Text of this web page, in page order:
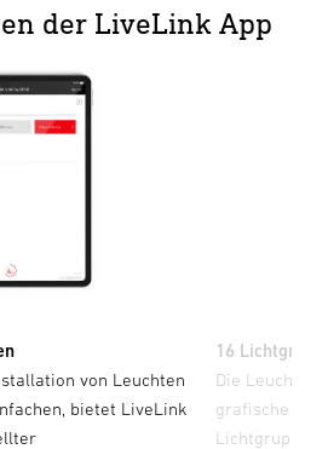
der LiveLink App
von Leuchten
bietet LiveLink
16
Die Leuchten
grafische
Lichtgruppen